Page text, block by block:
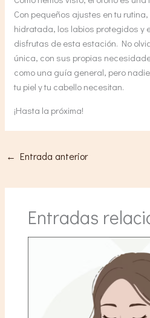
Con pequeños ajustes en tu
hidratada, los labios protegidos y
disfrutas de esta estación. No
única, con sus propias
como una guía general, pero
tu piel y tu cabello necesitan.
¡Hasta la próxima!
← Entrada anterior
Entradas